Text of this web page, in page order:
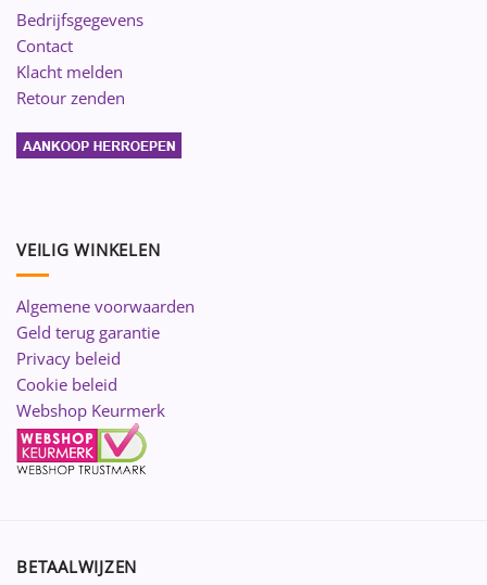
Bedrijfsgegevens
Contact
Klacht melden
Retour zenden
VEILIG WINKELEN
Algemene voorwaarden
Geld terug garantie
Privacy beleid
Cookie beleid
Webshop Keurmerk
BETAALWIJZEN